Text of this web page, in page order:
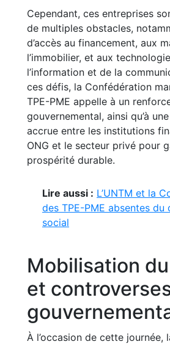
Cependant, ces entreprises
de multiples obstacles,
d’accès au financement, aux
l’immobilier, et aux
l’information et de la
ces défis, la Confédération
TPE-PME appelle à un
gouvernemental, ainsi qu’à
accrue entre les institutions
ONG et le secteur privé pour
prospérité durable.
Lire aussi : L’UNTM et la
des TPE-PME absentes du
social
Mobilisation
et
À l’occasion de cette journée,